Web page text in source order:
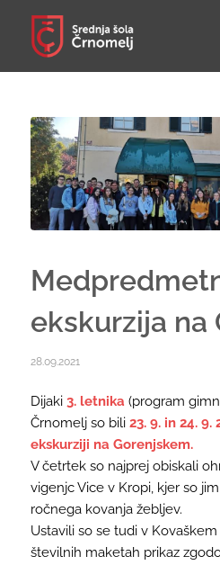
ekskurzija na
28.09.2021
Dijaki 3. letnika (program
Črnomelj so bili 23. 9. in 24.
ekskurziji na Gorenjskem.
V četrtek so najprej obiskali
vigenjc Vice v Kropi, kjer so
ročnega kovanja žebljev.
Ustavili so se tudi v
številnih maketah prikaz